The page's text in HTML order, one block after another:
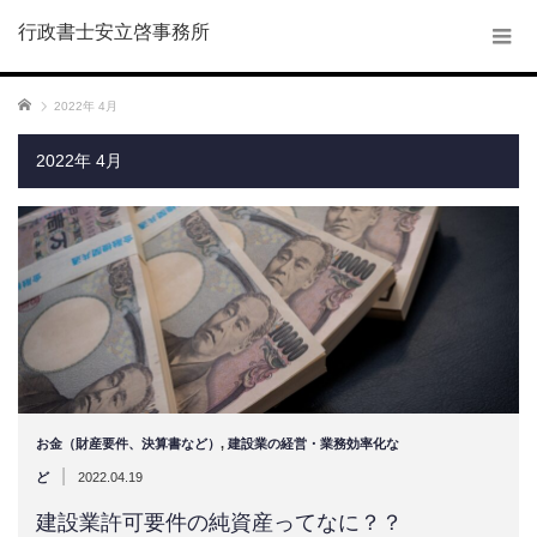
行政書士安立啓事務所
ホーム 2022年 4月
2022年 4月
お金（財産要件、決算書など） , 建設業の経営・業務効率化な
ど 2022.04.19
建設業許可要件の純資産ってなに？？